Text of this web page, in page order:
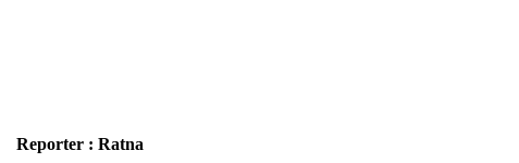
Reporter : Ratna